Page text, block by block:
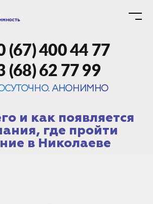
(67) 400 44 77
(68) 62 77 99
АНОНИМНО
и как появляется
где пройти
в Николаеве